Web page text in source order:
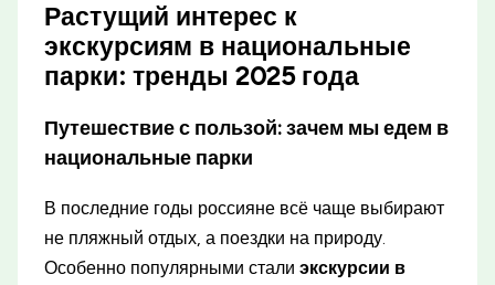
Растущий интерес к
экскурсиям в национальные
парки: тренды 2025 года
Путешествие с пользой: зачем мы едем в
национальные парки
В последние годы россияне всё чаще выбирают
не пляжный отдых, а поездки на природу.
Особенно популярными сталиэкскурсии в